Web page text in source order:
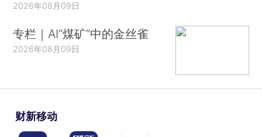
2026年08月09日
专栏｜AI“煤矿”中的金丝雀
2026年08月09日
财新移动